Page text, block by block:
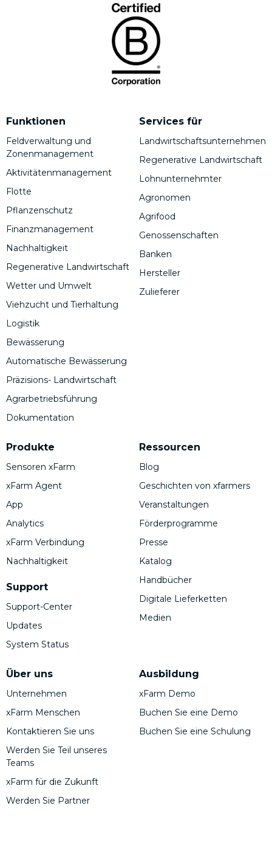
Funktionen
Feldverwaltung und
Zonenmanagement
Aktivitätenmanagement
Flotte
Pflanzenschutz
Finanzmanagement
Nachhaltigkeit
Regenerative Landwirtschaft
Wetter und Umwelt
Viehzucht und Tierhaltung
Logistik
Bewässerung
Automatische Bewässerung
Präzisions- Landwirtschaft
Agrarbetriebsführung
Dokumentation
Produkte
Sensoren xFarm
xFarm Agent
App
Analytics
xFarm Verbindung
Nachhaltigkeit
Support
Support-Center
Updates
System Status
Services für
Landwirtschaftsunternehmen
Regenerative Landwirtschaft
Lohnunternehmter
Agronomen
Agrifood
Genossenschaften
Banken
Hersteller
Zulieferer
Über uns
Unternehmen
xFarm Menschen
Kontaktieren Sie uns
Werden Sie Teil unseres
Teams
xFarm für die Zukunft
Werden Sie Partner
Ressourcen
Blog
Geschichten von xfarmers
Veranstaltungen
Förderprogramme
Presse
Katalog
Handbücher
Digitale Lieferketten
Medien
Ausbildung
xFarm Demo
Buchen Sie eine Demo
Buchen Sie eine Schulung